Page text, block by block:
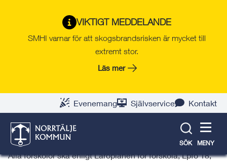
VIKTIGT MEDDELANDE
SMHI varnar för att skogsbrandsrisken är mycket till
extremt stor.
Läs mer
Evenemang Självservice Kontakt
SÖK MENY
Integritet, sekretess och
och försäkring.
Fotografering och filmning
Alla förskolor ska enligt Läroplanen för förskola, Lpfö 18,